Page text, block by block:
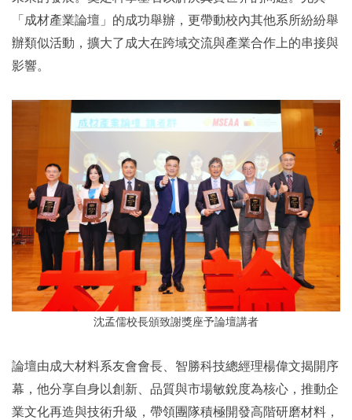
「成材產業論壇」的成功舉辦，更帶動校內其他系所紛紛舉
辦類似活動，擴大了成大在跨域交流與產業合作上的串接與
影響。
沈孟儒校長頒致謝獎座予論壇講者
論壇由成大材料系友會會長、智勝科技總經理楊偉文揭開序
幕，他分享自身以創新、品質與市場敏銳度為核心，推動企
業文化再造與技術升級，帶領團隊積極開發高階研磨材料，